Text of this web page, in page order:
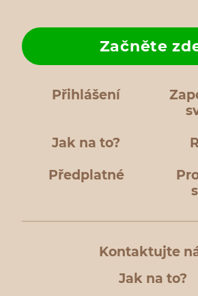
Přihlášení
Jak na to?
Začněte
Předplatné
Kontaktujte
Jak na to?